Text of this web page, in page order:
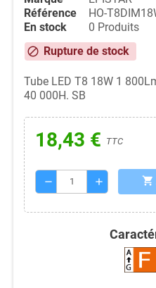
Référence
HO-
En stock
0 Produits
error_outline
Produit disponible
Tube LED T8 18W 1
40 000H. SB
18,43 € TTC
remove add shopping_cart